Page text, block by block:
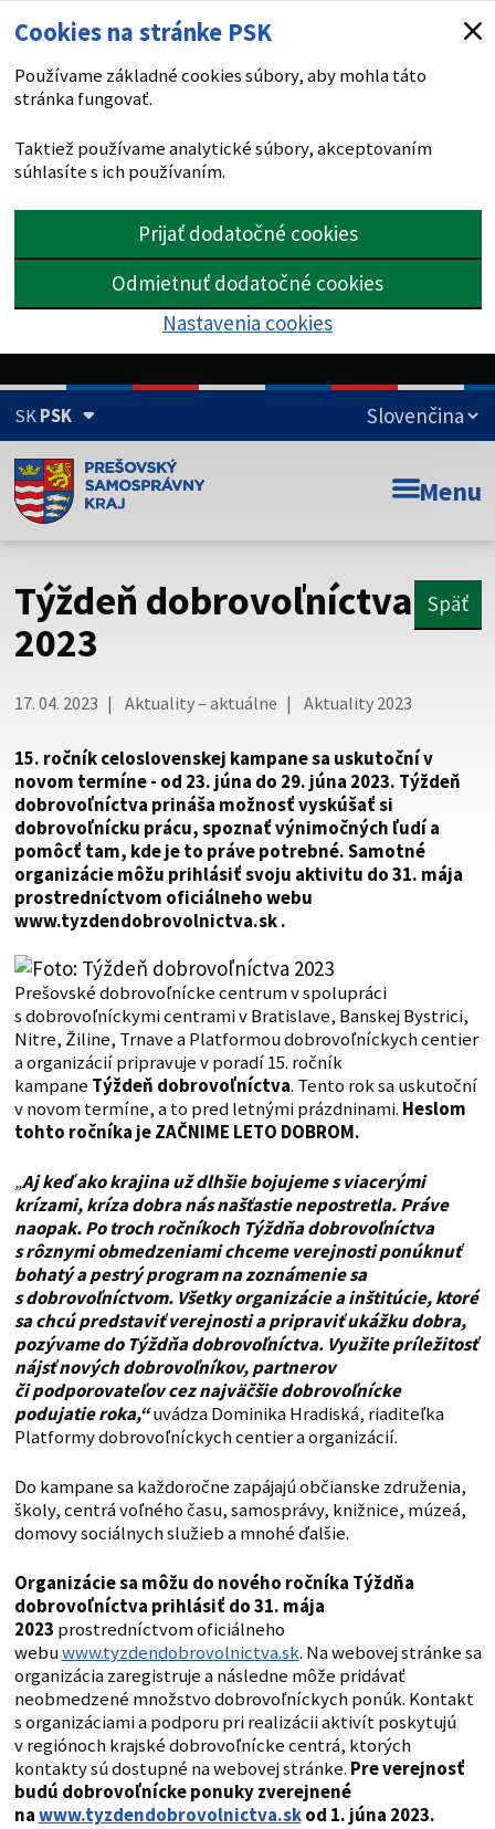
Cookies na stránke PSK
Používame základné cookies súbory, aby mohla táto
stránka fungovať.
Taktiež používame analytické súbory, akceptovaním
súhlasíte s ich používaním.
Prijať dodatočné cookies
Odmietnuť dodatočné cookies
Nastavenia cookies
SKPSK
Doména psk.sk je oficiálna
Toto je oficiálna webová stránka Prešovského
psk.sk.
Táto stránka je zabezpečená
cez zabezpečenú webovú stránku. Zabezpečená stránka
vždy začína https:// pred názvom domény webového sídla.
Menu
Týždeň dobrovoľníctva
2023
Späť
17. 04. 2023 Aktuality – aktuálne Aktuality 2023
15. ročník celoslovenskej kampane sa uskutoční v
novom termíne - od 23. júna do 29. júna 2023. Týždeň
dobrovoľníctva prináša možnosť vyskúšať si
dobrovoľnícku prácu, spoznať výnimočných ľudí a
pomôcť tam, kde je to práve potrebné. Samotné
organizácie môžu prihlásiť svoju aktivitu do 31. mája
prostredníctvom oficiálneho webu
www.tyzdendobrovolnictva.sk .
Prešovské dobrovoľnícke centrum v spolupráci
s dobrovoľníckymi centrami v Bratislave, Banskej Bystrici,
Nitre, Žiline, Trnave a Platformou dobrovoľníckych centier
a organizácií pripravuje v poradí 15. ročník
kampane Týždeň dobrovoľníctva. Tento rok sa uskutoční
v novom termíne, a to pred letnými prázdninami. Heslom
tohto ročníka je ZAČNIME LETO DOBROM.
„Aj keď ako krajina už dlhšie bojujeme s viacerými
krízami, kríza dobra nás našťastie nepostretla. Práve
naopak. Po troch ročníkoch Týždňa dobrovoľníctva
s rôznymi obmedzeniami chceme verejnosti ponúknuť
bohatý a pestrý program na zoznámenie sa
s dobrovoľníctvom. Všetky organizácie a inštitúcie, ktoré
sa chcú predstaviť verejnosti a pripraviť ukážku dobra,
pozývame do Týždňa dobrovoľníctva. Využite príležitosť
nájsť nových dobrovoľníkov, partnerov
či podporovateľov cez najväčšie dobrovoľnícke
podujatie roka,“ uvádza Dominika Hradiská, riaditeľka
Platformy dobrovoľníckych centier a organizácií.
Do kampane sa každoročne zapájajú občianske združenia,
školy, centrá voľného času, samosprávy, knižnice, múzeá,
domovy sociálnych služieb a mnohé ďalšie.
Organizácie sa môžu do nového ročníka Týždňa
dobrovoľníctva prihlásiť do 31. mája
2023 prostredníctvom oficiálneho
webuwww.tyzdendobrovolnictva.sk. Na webovej stránke sa
organizácia zaregistruje a následne môže pridávať
neobmedzené množstvo dobrovoľníckych ponúk. Kontakt
s organizáciami a podporu pri realizácii aktivít poskytujú
v regiónoch krajské dobrovoľnícke centrá, ktorých
kontakty sú dostupné na webovej stránke. Pre verejnosť
budú dobrovoľnícke ponuky zverejnené
nawww.tyzdendobrovolnictva.skod 1. júna 2023.